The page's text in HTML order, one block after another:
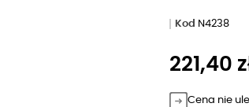
Kod N4238
221,40
Cena nie